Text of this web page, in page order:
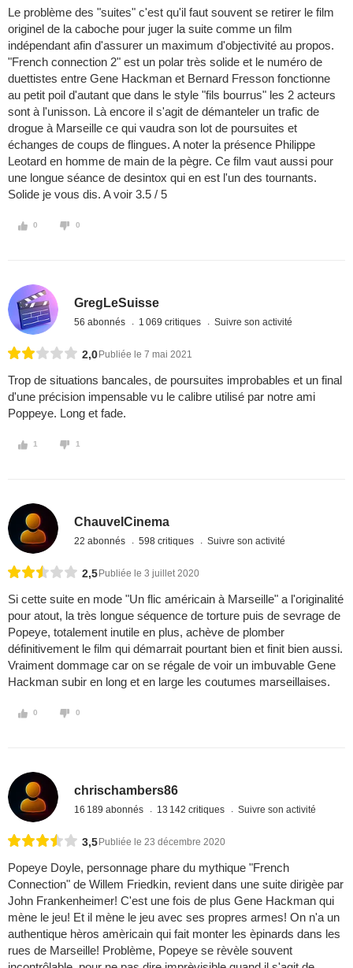
Le problème des "suites" c'est qu'il faut souvent se retirer le film
originel de la caboche pour juger la suite comme un film
indépendant afin d'assurer un maximum d'objectivité au propos.
"French connection 2" est un polar très solide et le numéro de
duettistes entre Gene Hackman et Bernard Fresson fonctionne
au petit poil d'autant que dans le style "fils bourrus" les 2 acteurs
sont à l'unisson. Là encore il s'agit de démanteler un trafic de
drogue à Marseille ce qui vaudra son lot de poursuites et
échanges de coups de flingues. A noter la présence Philippe
Leotard en homme de main de la pègre. Ce film vaut aussi pour
une longue séance de desintox qui en est l'un des tournants.
Solide je vous dis. A voir 3.5 / 5
0 0
GregLeSuisse
56 abonnés 1 069 critiques Suivre son activité
2,0 Publiée le 7 mai 2021
Trop de situations bancales, de poursuites improbables et un final
d'une précision impensable vu le calibre utilisé par notre ami
Poppeye. Long et fade.
1 1
ChauvelCinema
22 abonnés 598 critiques Suivre son activité
2,5 Publiée le 3 juillet 2020
Si cette suite en mode "Un flic américain à Marseille" a l'originalité
pour atout, la très longue séquence de torture puis de sevrage de
Popeye, totalement inutile en plus, achève de plomber
définitivement le film qui démarrait pourtant bien et finit bien aussi.
Vraiment dommage car on se régale de voir un imbuvable Gene
Hackman subir en long et en large les coutumes marseillaises.
0 0
chrischambers86
16 189 abonnés 13 142 critiques Suivre son activité
3,5 Publiée le 23 décembre 2020
Popeye Doyle, personnage phare du mythique "French
Connection" de Willem Friedkin, revient dans une suite dirigèe par
John Frankenheimer! C'est une fois de plus Gene Hackman qui
mène le jeu! Et il mène le jeu avec ses propres armes! On n'a un
authentique hèros amèricain qui fait monter les èpinards dans les
rues de Marseille! Problème, Popeye se rèvèle souvent